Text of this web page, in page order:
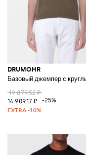
DRUMOHR
Базовый джемпер с
19 879,52 ₽
14 909,17 ₽
-25%